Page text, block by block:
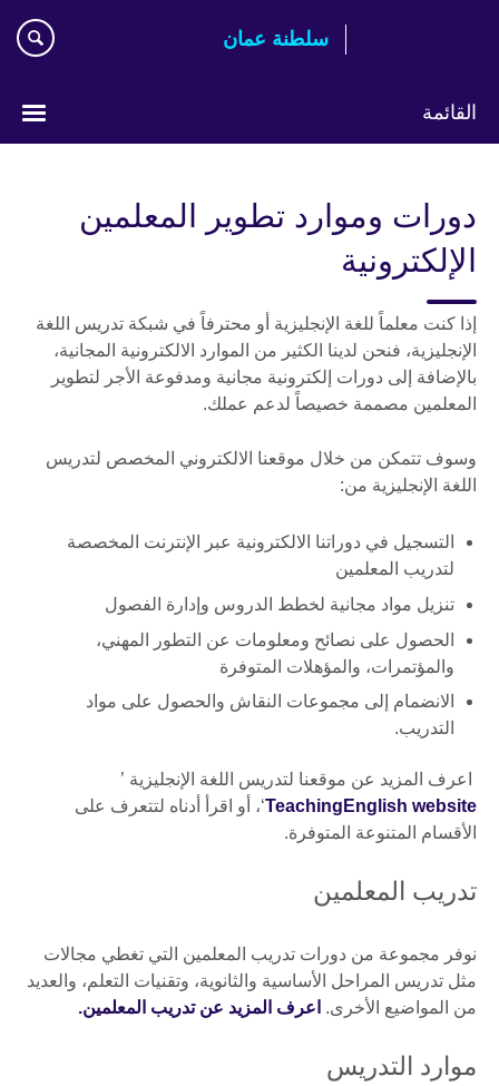
سلطنة عمان
القائمة
دورات وموارد تطوير المعلمين
الإلكترونية
إذا كنت معلماً للغة الإنجليزية أو محترفاً في شبكة تدريس اللغة
الإنجليزية، فنحن لدينا الكثير من الموارد الالكترونية المجانية،
بالإضافة إلى دورات إلكترونية مجانية ومدفوعة الأجر لتطوير
المعلمين مصممة خصيصاً لدعم عملك.
وسوف تتمكن من خلال موقعنا الالكتروني المخصص لتدريس
اللغة الإنجليزية من:
التسجيل في دوراتنا الالكترونية عبر الإنترنت المخصصة
لتدريب المعلمين
تنزيل مواد مجانية لخطط الدروس وإدارة الفصول
الحصول على نصائح ومعلومات عن التطور المهني،
والمؤتمرات، والمؤهلات المتوفرة
الانضمام إلى مجموعات النقاش والحصول على مواد
التدريب.
اعرف المزيد عن موقعنا لتدريس اللغة الإنجليزية ’
TeachingEnglish website‘، أو اقرأ أدناه لتتعرف على
الأقسام المتنوعة المتوفرة.
تدريب المعلمين
نوفر مجموعة من دورات تدريب المعلمين التي تغطي مجالات
مثل تدريس المراحل الأساسية والثانوية، وتقنيات التعلم، والعديد
من المواضيع الأخرى. اعرف المزيد عن تدريب المعلمين.
موارد التدريس